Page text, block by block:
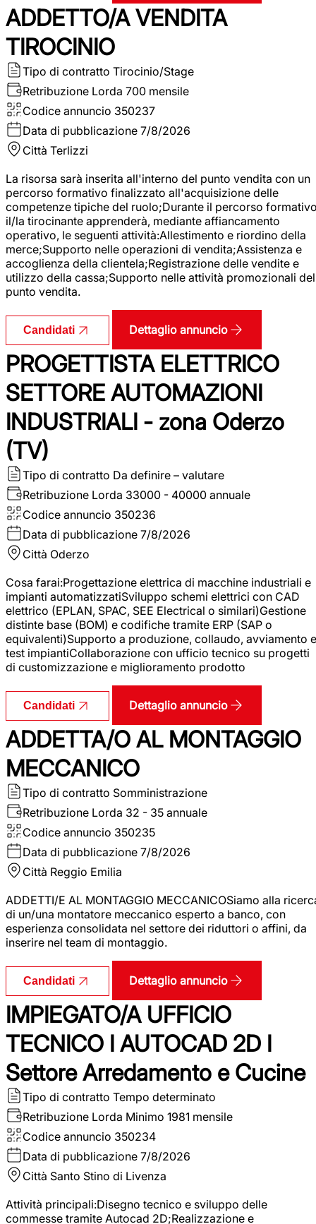
ADDETTO/A VENDITA
TIROCINIO
Tipo di contratto Tirocinio/Stage
Retribuzione Lorda 700 mensile
Codice annuncio 350237
Data di pubblicazione 7/8/2026
Città Terlizzi
La risorsa sarà inserita all'interno del punto vendita con un
percorso formativo finalizzato all'acquisizione delle
competenze tipiche del ruolo;Durante il percorso
il/la tirocinante apprenderà, mediante affiancamento
operativo, le seguenti attività:Allestimento e riordino della
merce;Supporto nelle operazioni di vendita;Assistenza e
accoglienza della clientela;Registrazione delle vendite e
utilizzo della cassa;Supporto nelle attività promozionali del
punto vendita.
Candidati Dettaglio annuncio
PROGETTISTA ELETTRICO
SETTORE AUTOMAZIONI
INDUSTRIALI - zona Oderzo
(TV)
Tipo di contratto Da definire – valutare
Retribuzione Lorda 33000 - 40000 annuale
Codice annuncio 350236
Data di pubblicazione 7/8/2026
Città Oderzo
Cosa farai:Progettazione elettrica di macchine industriali e
impianti automatizzatiSviluppo schemi elettrici con CAD
elettrico (EPLAN, SPAC, SEE Electrical o similari)Gestione
distinte base (BOM) e codifiche tramite ERP (SAP o
equivalenti)Supporto a produzione, collaudo, avviamento e
test impiantiCollaborazione con ufficio tecnico su progetti
di customizzazione e miglioramento prodotto
Candidati Dettaglio annuncio
ADDETTA/O AL MONTAGGIO
MECCANICO
Tipo di contratto Somministrazione
Retribuzione Lorda 32 - 35 annuale
Codice annuncio 350235
Data di pubblicazione 7/8/2026
Città Reggio Emilia
ADDETTI/E AL MONTAGGIO MECCANICOSiamo alla
di un/una montatore meccanico esperto a banco, con
esperienza consolidata nel settore dei riduttori o affini, da
inserire nel team di montaggio.
Candidati Dettaglio annuncio
IMPIEGATO/A UFFICIO
TECNICO I AUTOCAD 2D I
Settore Arredamento e Cucine
Tipo di contratto Tempo determinato
Retribuzione Lorda Minimo 1981 mensile
Codice annuncio 350234
Data di pubblicazione 7/8/2026
Città Santo Stino di Livenza
Attività principali:Disegno tecnico e sviluppo delle
commesse tramite Autocad 2D;Realizzazione e